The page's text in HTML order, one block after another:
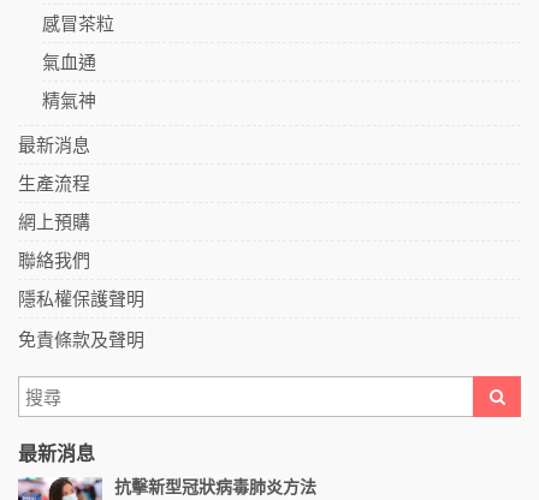
感冒茶粒
氣血通
精氣神
最新消息
生產流程
網上預購
聯絡我們
隱私權保護聲明
免責條款及聲明
最新消息
抗擊新型冠狀病毒肺炎方法